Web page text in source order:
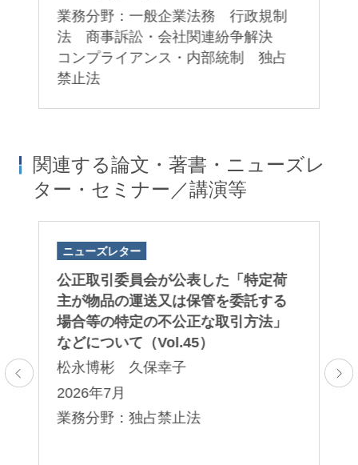
業務分野：一般企業法務 行政規制
法 商事訴訟・会社関連紛争解決
コンプライアンス・内部統制 独占
禁止法
関連する論文・著書・ニューズレ
ター・セミナー／講演等
ニューズレター
公正取引委員会が公表した「⁠特定荷
主が物品の運送又は保管を委託する
場合等の特定の不公正な取引方法⁠」
などについて（Vol.45）
松永博彬 久保幸子
2026年7月
業務分野：独占禁止法